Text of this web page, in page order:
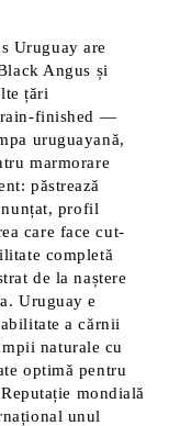
Uruguay are
Angus și
țări
finished —
uruguayană,
marmorare
păstrează
profil
care face cut-
completă
de la naștere
Uruguay e
a cărnii
naturale cu
optimă pentru
mondială
unul